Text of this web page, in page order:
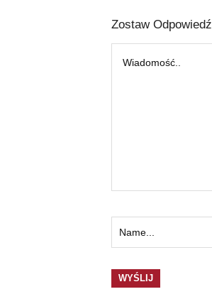
Zostaw Odpowiedź